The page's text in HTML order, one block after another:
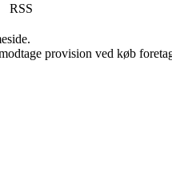
RSS
provision ved køb